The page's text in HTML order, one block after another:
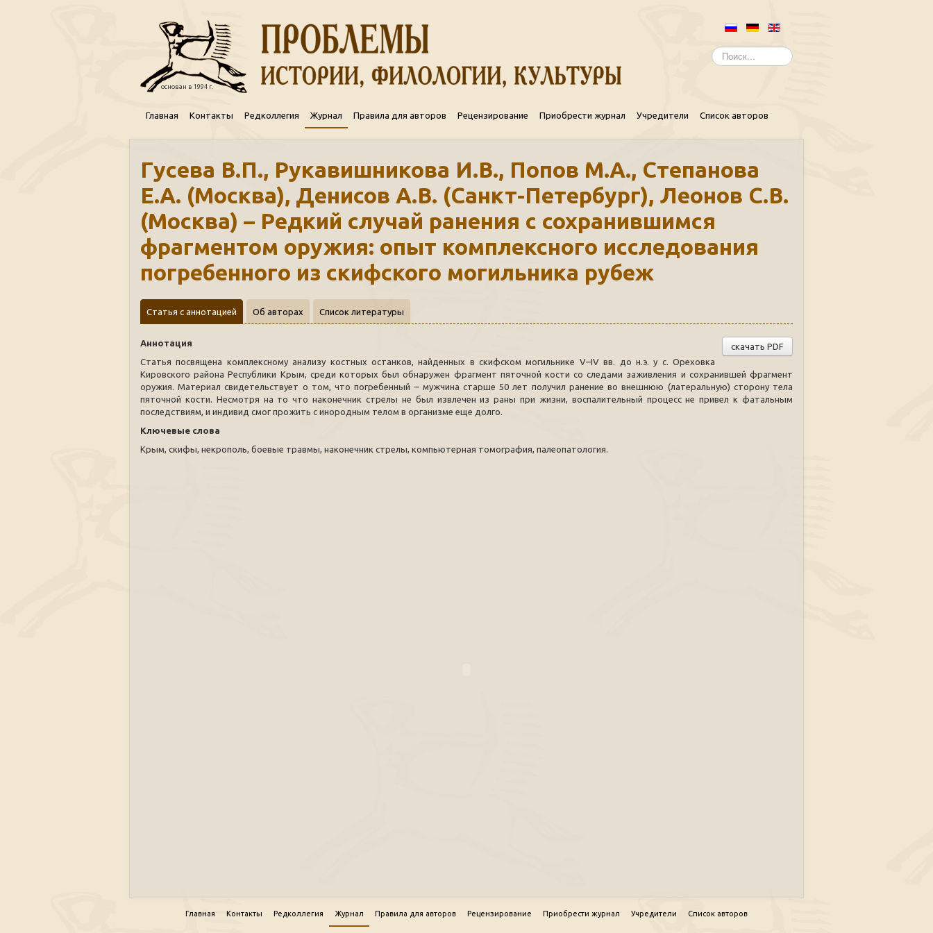
основан в 1994 г.
Искать...
Главная Контакты Редколлегия Журнал Правила для авторов Рецензирование Приобрести журнал Учредители Список авторов
Гусева В.П., Рукавишникова И.В., Попов М.А., Степанова
Е.А. (Москва), Денисов А.В. (Санкт-Петербург), Леонов С.В.
(Москва) – Редкий случай ранения с сохранившимся
фрагментом оружия: опыт комплексного исследования
погребенного из скифского могильника рубеж
Статья с аннотацией Об авторах Список литературы
скачать PDF
Аннотация
Статья посвящена комплексному анализу костных останков, найденных в скифском могильнике V–IV вв. до н.э. у с. Ореховка
Кировского района Республики Крым, среди которых был обнаружен фрагмент пяточной кости со следами заживления и сохранившей фрагмент
оружия. Материал свидетельствует о том, что погребенный – мужчина старше 50 лет получил ранение во внешнюю (латеральную) сторону тела
пяточной кости. Несмотря на то что наконечник стрелы не был извлечен из раны при жизни, воспалительный процесс не привел к фатальным
последствиям, и индивид смог прожить с инородным телом в организме еще долго.
Ключевые слова
Крым, скифы, некрополь, боевые травмы, наконечник стрелы, компьютерная томография, палеопатология.
Главная Контакты Редколлегия Журнал Правила для авторов Рецензирование Приобрести журнал Учредители Список авторов